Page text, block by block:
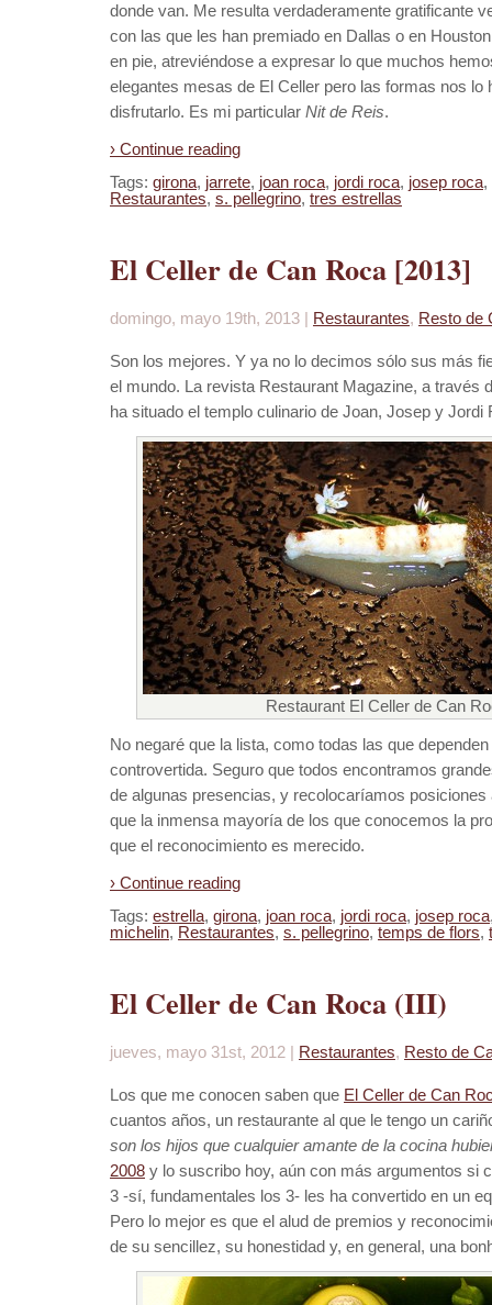
donde van. Me resulta verdaderamente gratificante
con las que les han premiado en Dallas o en
en pie, atreviéndose a expresar lo que muchos
elegantes mesas de El Celler pero las formas nos lo
disfrutarlo. Es mi particular Nit de Reis.
› Continue reading
Tags: girona, jarrete, joan roca, jordi roca, josep roca,
Restaurantes, s. pellegrino, tres estrellas
El Celler de Can Roca [2013]
domingo, mayo 19th, 2013 | Restaurantes, Resto de
Son los mejores. Y ya no lo decimos sólo sus más
el mundo. La revista Restaurant Magazine, a través
ha situado el templo culinario de Joan, Josep y Jordi
Restaurant El Celler de Can
No negaré que la lista, como todas las que
controvertida. Seguro que todos encontramos
de algunas presencias, y recolocaríamos
que la inmensa mayoría de los que conocemos la
que el reconocimiento es merecido.
› Continue reading
Tags: estrella, girona, joan roca, jordi roca, josep roca
michelin, Restaurantes, s. pellegrino, temps de flors,
El Celler de Can Roca (III)
jueves, mayo 31st, 2012 | Restaurantes, Resto de
Los que me conocen saben que El Celler de Can
cuantos años, un restaurante al que le tengo un
son los hijos que cualquier amante de la cocina
2008 y lo suscribo hoy, aún con más argumentos si
3 -sí, fundamentales los 3- les ha convertido en un
Pero lo mejor es que el alud de premios y
de su sencillez, su honestidad y, en general, una